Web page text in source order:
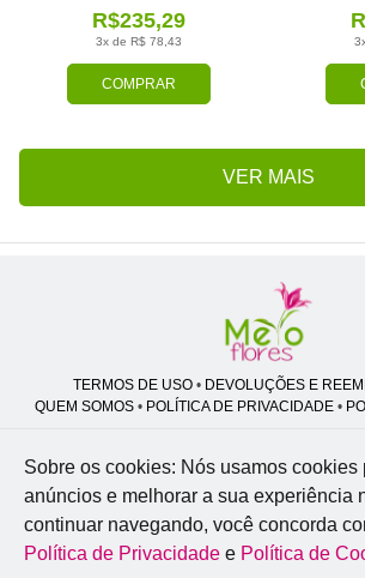
COMPRAR
3x de R$ 78,43
R$235,29
VER MAIS
TERMOS DE USO• DEVOLUÇÕES E
QUEM SOMOS • POLÍTICA DE PRIVACIDADE •
Melo Flores | CNPJ: 27.662.413/
Professor José Lourenço - Travessa cinco, 27 - Vila
02.977-020
Sobre os cookies: Nós usamos cookies
anúncios e melhorar a sua experiência
continuar navegando, você concorda
Política de Privacidade e Política de